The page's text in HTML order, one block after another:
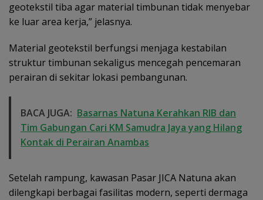
geotekstil tiba agar material timbunan tidak menyebar
ke luar area kerja,” jelasnya.
Material geotekstil berfungsi menjaga kestabilan
struktur timbunan sekaligus mencegah pencemaran
perairan di sekitar lokasi pembangunan.
BACA JUGA: Basarnas Natuna Kerahkan RIB dan
Tim Gabungan Cari KM Samudra Jaya yang Hilang
Kontak di Perairan Anambas
Setelah rampung, kawasan Pasar JICA Natuna akan
dilengkapi berbagai fasilitas modern, seperti dermaga